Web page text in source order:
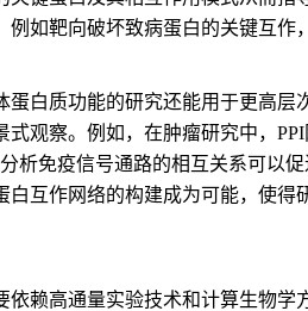
如靶向破坏致病蛋白的关键互作
蛋白质功能的研究还能用于更高
观察。例如，在肿瘤研究中，
析免疫信号通路的相互关系可以
白互作网络的构建成为可能，使
赖高通量实验技术和计算生物学